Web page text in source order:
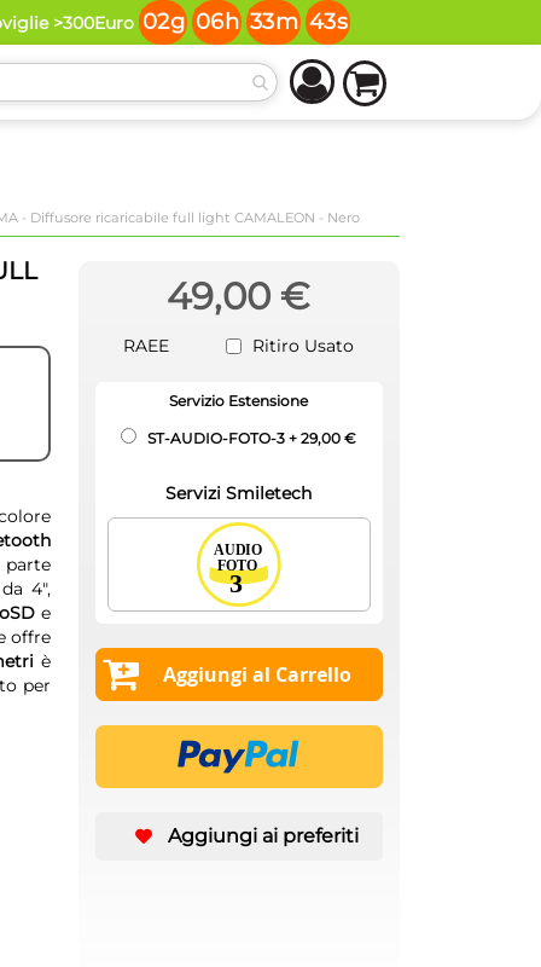
>300Euro 02g 06h 33m 42s
- Diffusore ricaricabile full light CAMALEON - Nero
4",
e
offre
è
per
49,00 €
RAEE Ritiro Usato
Servizio Estensione
ST-AUDIO-FOTO-3+29,00 €
Servizi Smiletech
Aggiungi al Carrello
Aggiungi ai preferiti